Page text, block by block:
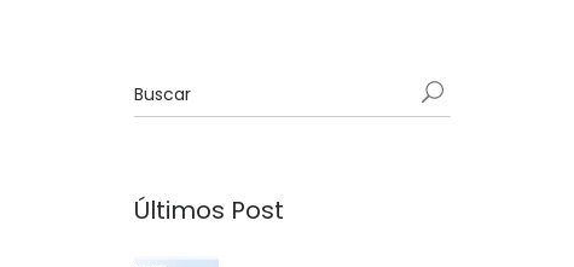
Últimos Post